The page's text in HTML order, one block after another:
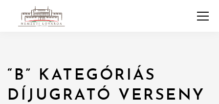
“B” KATEGÓRIÁS
DÍJUGRATÓ VERSENY